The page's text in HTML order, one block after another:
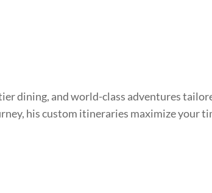
dining, and world-class adventures
his custom itineraries maximize your